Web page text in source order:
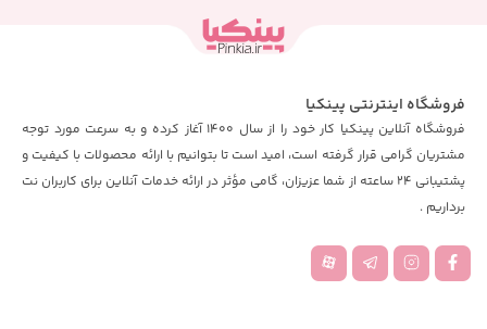
فروشگاه اینترنتی پینکیا
فروشگاه آنلاین پینکیا کار خود را از سال 1400 آغاز کرده و به سرعت مورد توجه
مشتریان گرامی قرار گرفته است، امید است تا بتوانیم با ارائه محصولات با کیفیت و
پشتیبانی 24 ساعته از شما عزیزان، گامی مؤثر در ارائه خدمات آنلاین برای کاربران نت
برداریم .